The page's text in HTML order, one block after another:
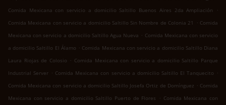
Comida Mexicana con servicio a domicilio Saltillo Buenos Aires 2da Ampliación
.
Comida Mexicana con servicio a domicilio Saltillo Sin Nombre de Colonia 21
. Comida
Mexicana con servicio a domicilio Saltillo Agua Nueva . Comida Mexicana con servicio
a domicilio Saltillo El Álamo . Comida Mexicana con servicio a domicilio Saltillo Diana
Laura Riojas de Colosio . Comida Mexicana con servicio a domicilio Saltillo Parque
Industrial Server . Comida Mexicana con servicio a domicilio Saltillo El Tanquecito .
Comida Mexicana con servicio a domicilio Saltillo Josefa Ortiz de Domínguez . Comida
Mexicana con servicio a domicilio Saltillo Puerto de Flores
. Comida Mexicana con